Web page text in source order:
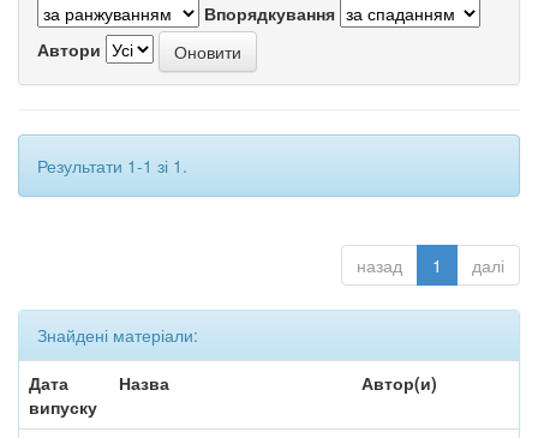
Впорядкування
Автори
Результати 1-1 зі 1.
назад 1 далі
Знайдені матеріали:
Дата
випуску
Назва Автор(и)